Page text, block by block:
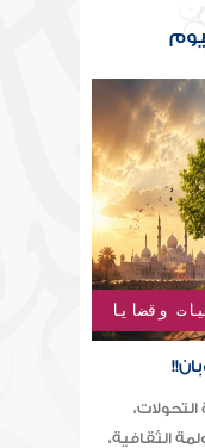
وقضايا
الثقافية،